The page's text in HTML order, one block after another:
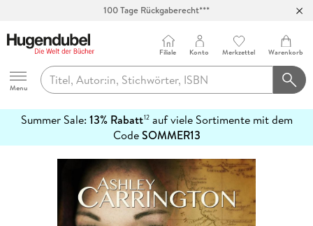
100 Tage Rückgaberecht***
Hugendubel
Menu
Filiale Konto Merkzettel Warenkorb
Summer Sale: 13% Rabatt12auf viele Sortimente mit dem
CodeSOMMER13
erfahren